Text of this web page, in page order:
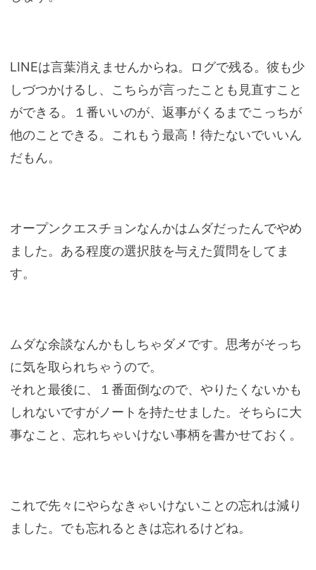
LINEは言葉消えませんからね。ログで残る。彼も少
しづつかけるし、こちらが言ったことも見直すこと
ができる。１番いいのが、返事がくるまでこっちが
他のことできる。これもう最高！待たないでいいん
だもん。
オープンクエスチョンなんかはムダだったんでやめ
ました。ある程度の選択肢を与えた質問をしてま
す。
ムダな余談なんかもしちゃダメです。思考がそっち
に気を取られちゃうので。
それと最後に、１番面倒なので、やりたくないかも
しれないですがノートを持たせました。そちらに大
事なこと、忘れちゃいけない事柄を書かせておく。
これで先々にやらなきゃいけないことの忘れは減り
ました。でも忘れるときは忘れるけどね。